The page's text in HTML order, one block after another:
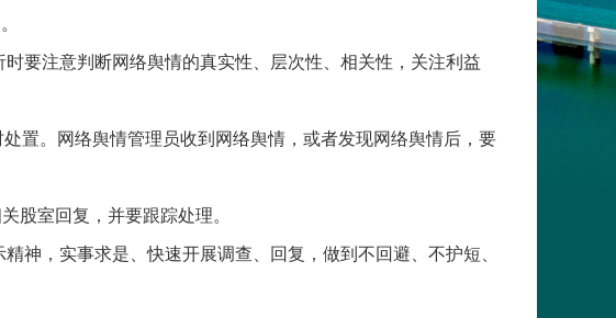
要注意判断网络舆情的真实性、层次性、相关性，关注利益
置。网络舆情管理员收到网络舆情，或者发现网络舆情后，要
股室回复，并要跟踪处理。
神，实事求是、快速开展调查、回复，做到不回避、不护短、